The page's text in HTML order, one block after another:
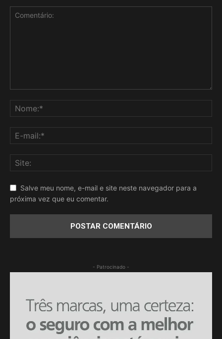
Salve meu nome, e-mail e site neste navegador para a
próxima vez que eu comentar.
- Patrocinado -